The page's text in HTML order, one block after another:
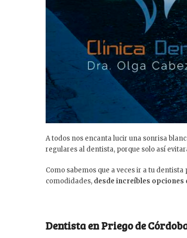
A todos nos encanta lucir una sonrisa
regulares al dentista, porque solo así
Como sabemos que a veces ir a tu
comodidades, desde increíbles
Dentista en Priego de